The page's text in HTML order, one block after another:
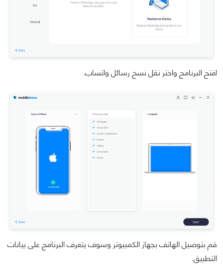
افتح البرنامج واختر نقل نسخ رسائل واتساب.
قم بتوصيل الهاتف بجهاز الكمبيوتر وسوف يتعرف البرنامج على بيانات
التطبيق.